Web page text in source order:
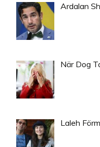
Ardalan
När Dog
Laleh